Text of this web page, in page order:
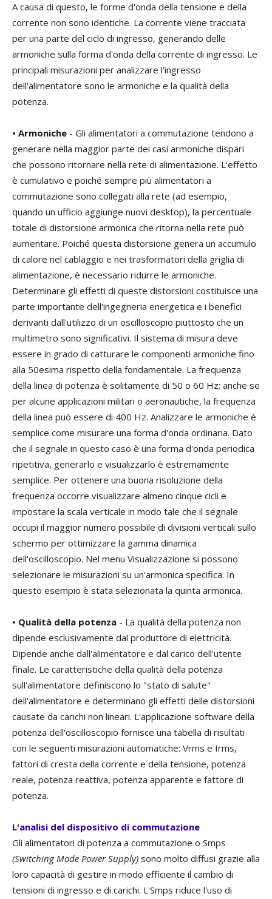
A causa di questo, le forme d'onda della tensione e della
corrente non sono identiche. La corrente viene tracciata
per una parte del ciclo di ingresso, generando delle
armoniche sulla forma d'onda della corrente di ingresso. Le
principali misurazioni per analizzare l'ingresso
dell'alimentatore sono le armoniche e la qualità della
potenza.
• Armoniche - Gli alimentatori a commutazione tendono a
generare nella maggior parte dei casi armoniche dispari
che possono ritornare nella rete di alimentazione. L'effetto
è cumulativo e poiché sempre più alimentatori a
commutazione sono collegati alla rete (ad esempio,
quando un ufficio aggiunge nuovi desktop), la percentuale
totale di distorsione armonica che ritorna nella rete può
aumentare. Poiché questa distorsione genera un accumulo
di calore nel cablaggio e nei trasformatori della griglia di
alimentazione, è necessario ridurre le armoniche.
Determinare gli effetti di queste distorsioni costituisce una
parte importante dell'ingegneria energetica e i benefici
derivanti dall'utilizzo di un oscilloscopio piuttosto che un
multimetro sono significativi. Il sistema di misura deve
essere in grado di catturare le componenti armoniche fino
alla 50esima rispetto della fondamentale. La frequenza
della linea di potenza è solitamente di 50 o 60 Hz; anche se
per alcune applicazioni militari o aeronautiche, la frequenza
della linea può essere di 400 Hz. Analizzare le armoniche è
semplice come misurare una forma d'onda ordinaria. Dato
che il segnale in questo caso è una forma d'onda periodica
ripetitiva, generarlo e visualizzarlo è estremamente
semplice. Per ottenere una buona risoluzione della
frequenza occorre visualizzare almeno cinque cicli e
impostare la scala verticale in modo tale che il segnale
occupi il maggior numero possibile di divisioni verticali sullo
schermo per ottimizzare la gamma dinamica
dell'oscilloscopio. Nel menu Visualizzazione si possono
selezionare le misurazioni su un'armonica specifica. In
questo esempio è stata selezionata la quinta armonica.
• Qualità della potenza - La qualità della potenza non
dipende esclusivamente dal produttore di elettricità.
Dipende anche dall'alimentatore e dal carico dell'utente
finale. Le caratteristiche della qualità della potenza
sull'alimentatore definiscono lo "stato di salute"
dell'alimentatore e determinano gli effetti delle distorsioni
causate da carichi non lineari. L'applicazione software della
potenza dell'oscilloscopio fornisce una tabella di risultati
con le seguenti misurazioni automatiche: Vrms e Irms,
fattori di cresta della corrente e della tensione, potenza
reale, potenza reattiva, potenza apparente e fattore di
potenza.
L'analisi del dispositivo di commutazione
Gli alimentatori di potenza a commutazione o Smps
(Switching Mode Power Supply) sono molto diffusi grazie alla
loro capacità di gestire in modo efficiente il cambio di
tensioni di ingresso e di carichi. L'Smps riduce l'uso di